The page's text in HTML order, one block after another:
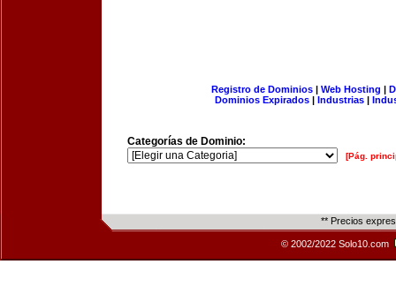
Registro de Dominios| Web Hosting |
Dominios Expirados | Industrias |
Categorías de Dominio:
[Pág.
** Precios
© 2002/2022 Solo10.com